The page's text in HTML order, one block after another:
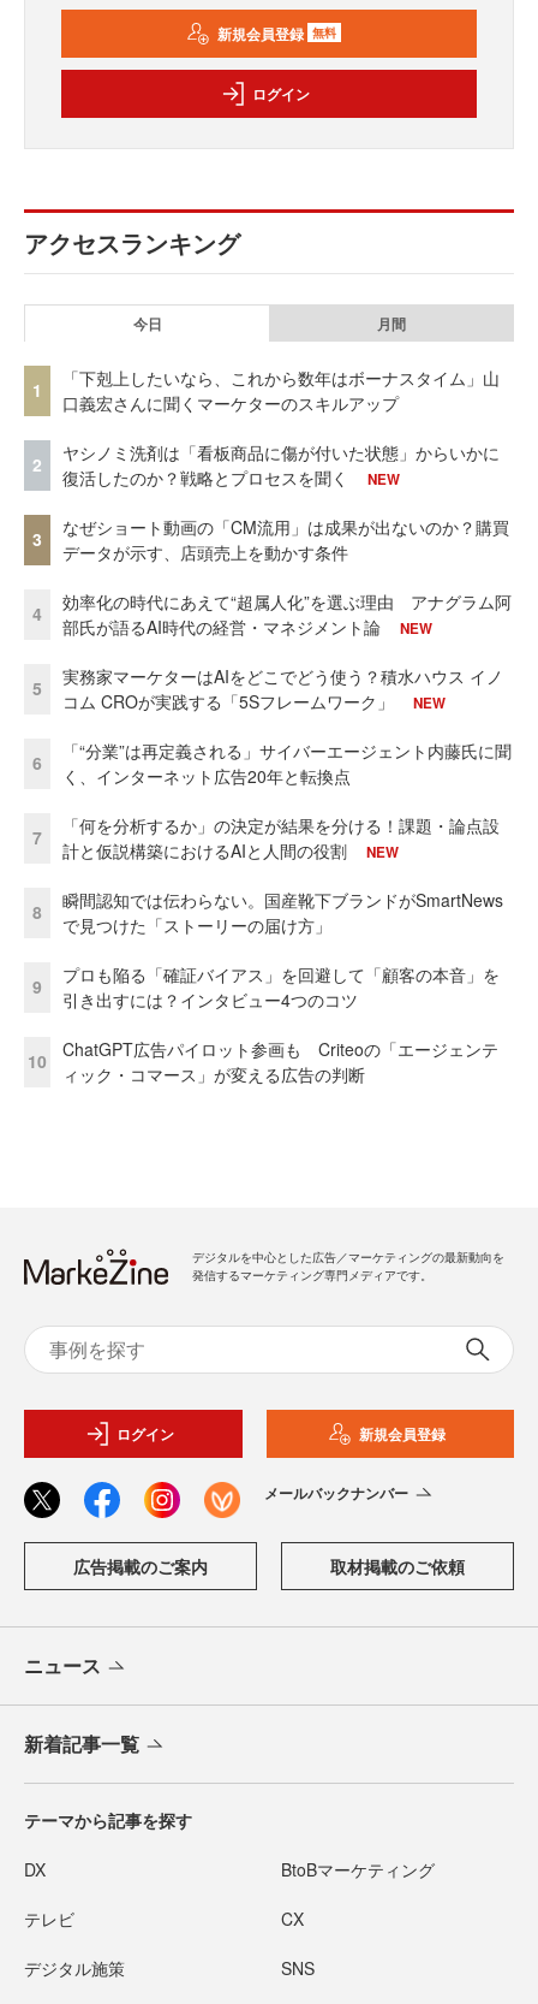
新規会員登録 無料
ログイン
アクセスランキング
今日 月間
1
「下剋上したいなら、これから数年はボーナスタイム」山
口義宏さんに聞くマーケターのスキルアップ
2
ヤシノミ洗剤は「看板商品に傷が付いた状態」からいかに
復活したのか？戦略とプロセスを聞く
NEW
3
なぜショート動画の「CM流用」は成果が出ないのか？購買
データが示す、店頭売上を動かす条件
4
効率化の時代にあえて“超属人化”を選ぶ理由 アナグラム阿
部氏が語るAI時代の経営・マネジメント論
NEW
5
実務家マーケターはAIをどこでどう使う？積水ハウス イノ
コム CROが実践する「5Sフレームワーク」
NEW
6
「“分業”は再定義される」サイバーエージェント内藤氏に聞
く、インターネット広告20年と転換点
7
「何を分析するか」の決定が結果を分ける！課題・論点設
計と仮説構築におけるAIと人間の役割
NEW
8
瞬間認知では伝わらない。国産靴下ブランドがSmartNews
で見つけた「ストーリーの届け方」
9
プロも陥る「確証バイアス」を回避して「顧客の本音」を
引き出すには？インタビュー4つのコツ
10
ChatGPT広告パイロット参画も Criteoの「エージェンテ
ィック・コマース」が変える広告の判断
デジタルを中心とした広告／マーケティングの最新動向を
発信するマーケティング専門メディアです。
ログイン 新規会員登録
メールバックナンバー
広告掲載のご案内 取材掲載のご依頼
ニュース
新着記事一覧
テーマから記事を探す
DX BtoBマーケティング
テレビ CX
デジタル施策 SNS